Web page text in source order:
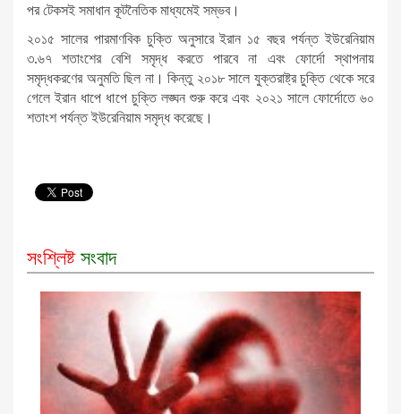
পর টেকসই সমাধান কূটনৈতিক মাধ্যমেই সম্ভব।
২০১৫ সালের পারমাণবিক চুক্তি অনুসারে ইরান ১৫ বছর পর্যন্ত ইউরেনিয়াম
৩.৬৭ শতাংশের বেশি সমৃদ্ধ করতে পারবে না এবং ফোর্দো স্থাপনায়
সমৃদ্ধকরণের অনুমতি ছিল না। কিন্তু ২০১৮ সালে যুক্তরাষ্ট্র চুক্তি থেকে সরে
গেলে ইরান ধাপে ধাপে চুক্তি লঙ্ঘন শুরু করে এবং ২০২১ সালে ফোর্দোতে ৬০
শতাংশ পর্যন্ত ইউরেনিয়াম সমৃদ্ধ করেছে।
সংশ্লিষ্ট সংবাদ